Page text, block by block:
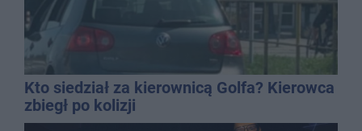
Kto siedział za kierownicą Golfa? Kierowca
zbiegł po kolizji